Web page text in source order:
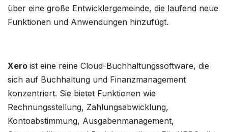
über eine große Entwicklergemeinde, die laufend neue
Funktionen und Anwendungen hinzufügt.
Xero ist eine reine Cloud-Buchhaltungssoftware, die
sich auf Buchhaltung und Finanzmanagement
konzentriert. Sie bietet Funktionen wie
Rechnungsstellung, Zahlungsabwicklung,
Kontoabstimmung, Ausgabenmanagement,